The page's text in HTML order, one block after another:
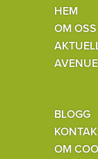
HEM
OM OSS
BLOGG
OM